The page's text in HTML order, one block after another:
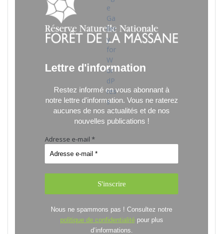
Lettre d'information
Restez informé en vous abonnant à
notre lettre d'information. Vous ne raterez
aucunes de nos actualités et de nos
nouvelles publications !
Adresse e-mail *
Nous ne spammons pas ! Consultez notre
politique de confidentialitépour plus
d’informations.